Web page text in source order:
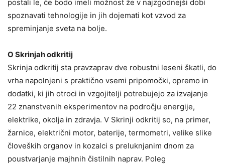
postali le, če bodo imeli možnost že v najzgodnejši dobi
spoznavati tehnologije in jih dojemati kot vzvod za
spreminjanje sveta na bolje.
O Skrinjah odkritij
Skrinja odkritij sta pravzaprav dve robustni leseni škatli, do
vrha napolnjeni s praktično vsemi pripomočki, opremo in
dodatki, ki jih otroci in vzgojitelji potrebujejo za izvajanje
22 znanstvenih eksperimentov na področju energije,
elektrike, okolja in zdravja. V Skrinji odkritij so, na primer,
žarnice, električni motor, baterije, termometri, velike slike
človeških organov in kozalci s preluknjanim dnom za
poustvarjanje majhnih čistilnih naprav. Poleg